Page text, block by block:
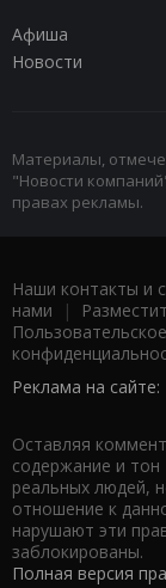
Афиша
Новости
Материалы,
"Новости
правах рекламы.
Наши контакты и
нами |
Реклама на сайте:
Оставляя
содержание и
реальных людей,
отношение к
нарушают эти
заблокированы.
Полная версия